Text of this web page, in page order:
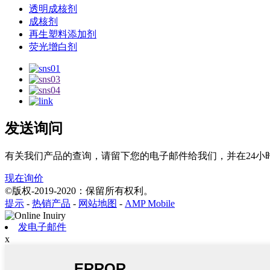
透明成核剂
成核剂
再生塑料添加剂
荧光增白剂
发送询问
有关我们产品的查询，请留下您的电子邮件给我们，并在24小
现在询价
©版权-2019-2020：保留所有权利。
提示 - 热销产品 - 网站地图 - AMP Mobile
发电子邮件
x